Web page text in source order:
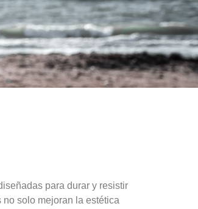
para durar y resistir
solo mejoran la estética